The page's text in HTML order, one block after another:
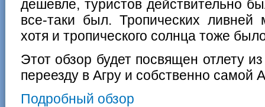
дешевле, туристов действительно
все-таки был. Тропических ливней
хотя и тропического солнца тоже
Этот обзор будет посвящен отлету
переезду в Агру и собственно самой
Подробный обзор